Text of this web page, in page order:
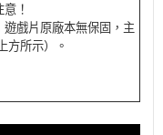
！
戲片原廠本無保固，主
方所示）。